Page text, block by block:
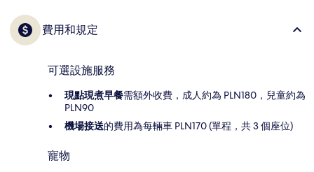
費用和規定
可選設施服務
現點現煮早餐需額外收費，成人約為 PLN180，兒童約為
PLN90
機場接送的費用為每輛車 PLN170 (單程，共 3 個座位)
寵物